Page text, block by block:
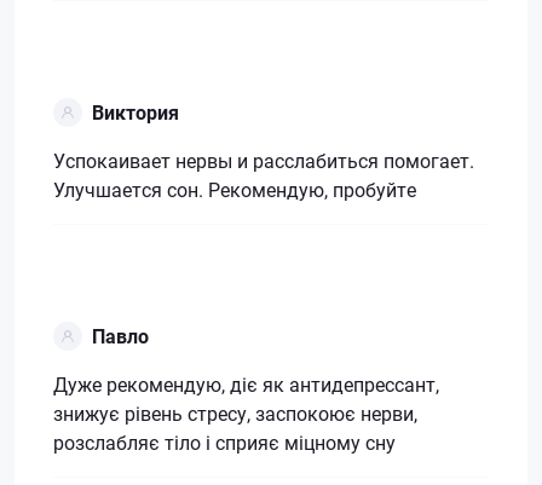
Виктория
Успокаивает нервы и расслабиться помогает.
Улучшается сон. Рекомендую, пробуйте
Павло
Дуже рекомендую, діє як антидепрессант,
знижує рівень стресу, заспокоює нерви,
розслабляє тіло і сприяє міцному сну